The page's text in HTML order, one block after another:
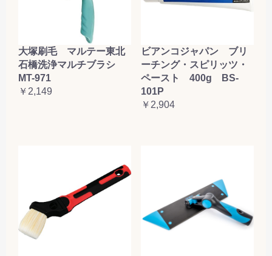
お買い物を続ける
大塚刷毛 マルテー東北
石橋洗浄マルチブラシ
MT-971
￥2,149
ビアンコジャパン ブリ
ーチング・スピリッツ・
ペースト 400g BS-
101P
￥2,904